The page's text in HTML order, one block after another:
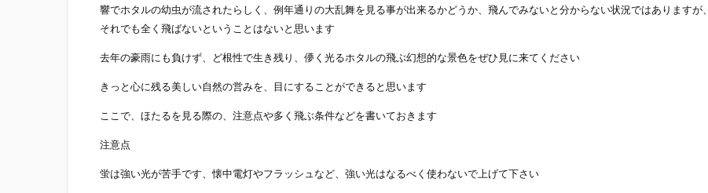
響でホタルの幼虫が流されたらしく、例年通りの大乱舞を見る事が出来るかどうか、飛んでみないと分からない状況ではありますが、
それでも全く飛ばないということはないと思います
去年の豪雨にも負けず、ど根性で生き残り、儚く光るホタルの飛ぶ幻想的な景色をぜひ見に来てください
きっと心に残る美しい自然の営みを、目にすることができると思います
ここで、ほたるを見る際の、注意点や多く飛ぶ条件などを書いておきます
注意点
蛍は強い光が苦手です、懐中電灯やフラッシュなど、強い光はなるべく使わないで上げて下さい